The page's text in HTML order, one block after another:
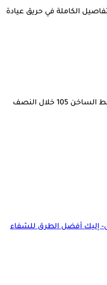
الكاملة في حريق عيادة
الصحة: ارتفاع الإقبال على الخط الساخن 105 خلال النصف
إليك أفضل الطرق للشفاء